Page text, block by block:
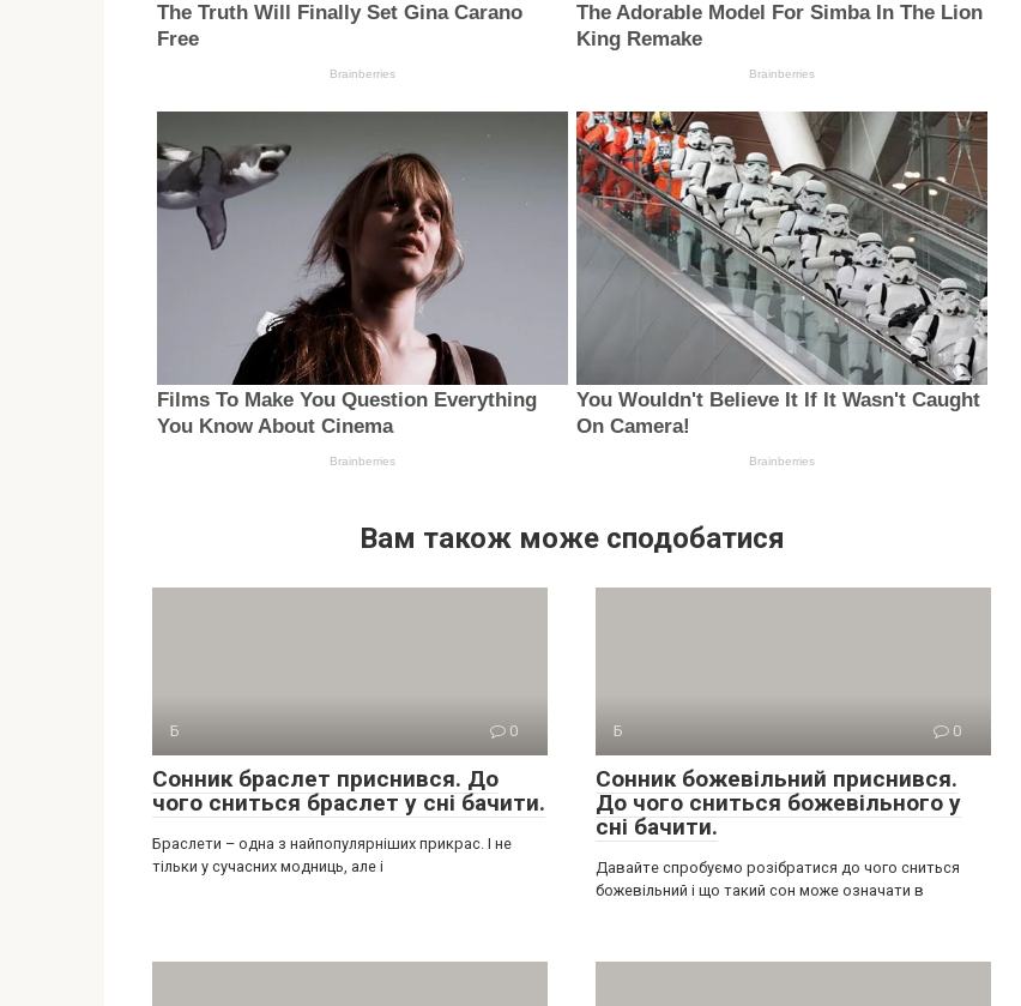
Вам також може сподобатися
Б 0
Сонник браслет приснився. До
чого сниться браслет у сні бачити.
Браслети – одна з найпопулярніших прикрас. І не
тільки у сучасних модниць, але і
Б 0
Сонник божевільний приснився.
До чого сниться божевільного у
сні бачити.
Давайте спробуємо розібратися до чого сниться
божевільний і що такий сон може означати в